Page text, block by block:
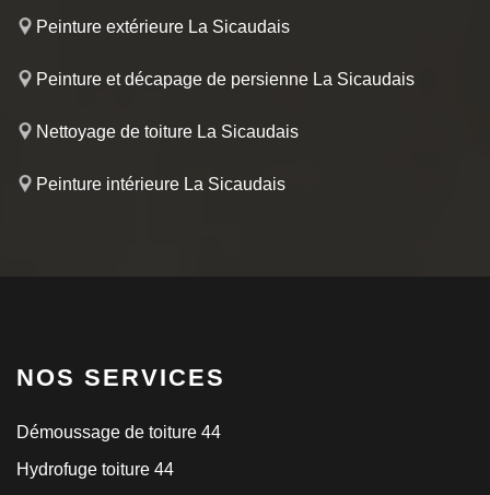
Peinture extérieure La Sicaudais
Peinture et décapage de persienne La Sicaudais
Nettoyage de toiture La Sicaudais
Peinture intérieure La Sicaudais
NOS SERVICES
Démoussage de toiture 44
Hydrofuge toiture 44